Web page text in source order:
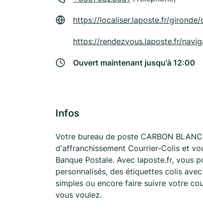
https://localiser.laposte.fr/
https://rendezvous.laposte.fr/
Ouvert maintenant jusqu'à 12:00
Infos
Votre bureau de poste CARBON
d'affranchissement Courrier-Colis et
Banque Postale. Avec laposte.fr, vous
personnalisés, des étiquettes colis
simples ou encore faire suivre votre
vous voulez.